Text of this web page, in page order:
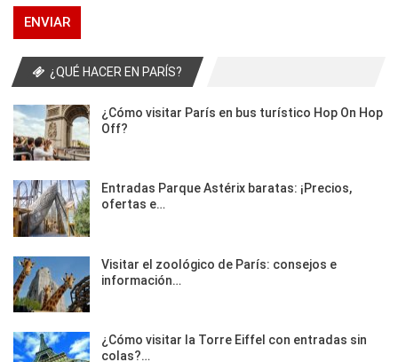
¿QUÉ HACER EN PARÍS?
¿Cómo visitar París en bus turístico Hop On Hop
Off?
Entradas Parque Astérix baratas: ¡Precios,
ofertas e…
Visitar el zoológico de París: consejos e
información…
¿Cómo visitar la Torre Eiffel con entradas sin
colas?…